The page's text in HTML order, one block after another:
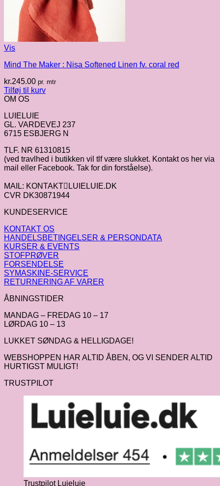
Vis
Mind The Maker : Nisa Softened Linen fv. coral red
kr.245.00 pr. mtr
Tilføj til kurv
OM OS
LUIELUIE
GL. VARDEVEJ 237
6715 ESBJERG N
TLF. NR 61310815
(ved travlhed i butikken vil tlf være slukket. Kontakt os her via
mail eller Facebook. Tak for din forståelse).
MAIL: KONTAKTLUIELUIE.DK
CVR DK30871944
KUNDESERVICE
KONTAKT OS
HANDELSBETINGELSER & PERSONDATA
KURSER & EVENTS
STOFPRØVER
FORSENDELSE
SYMASKINE-SERVICE
RETURNERING AF VARER
ÅBNINGSTIDER
MANDAG – FREDAG 10 – 17
LØRDAG 10 – 13
LUKKET SØNDAG & HELLIGDAGE!
WEBSHOPPEN HAR ALTID ÅBEN, OG VI SENDER ALTID
HURTIGST MULIGT!
TRUSTPILOT
Trustpilot Luieluie